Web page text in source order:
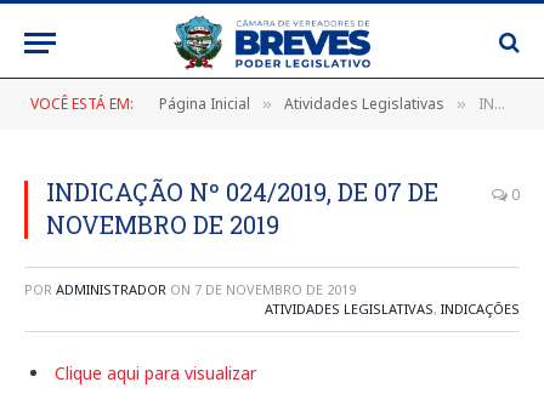
VOCÊ ESTÁ EM: Página Inicial » Atividades Legislativas » INDICAÇÃO Nº 024/2019, DE 07 DE NOVEMBRO DE 2019
INDICAÇÃO Nº 024/2019, DE 07 DE
NOVEMBRO DE 2019
0
POR ADMINISTRADOR ON 7 DE NOVEMBRO DE 2019
ATIVIDADES LEGISLATIVAS, INDICAÇÕES
Clique aqui para visualizar